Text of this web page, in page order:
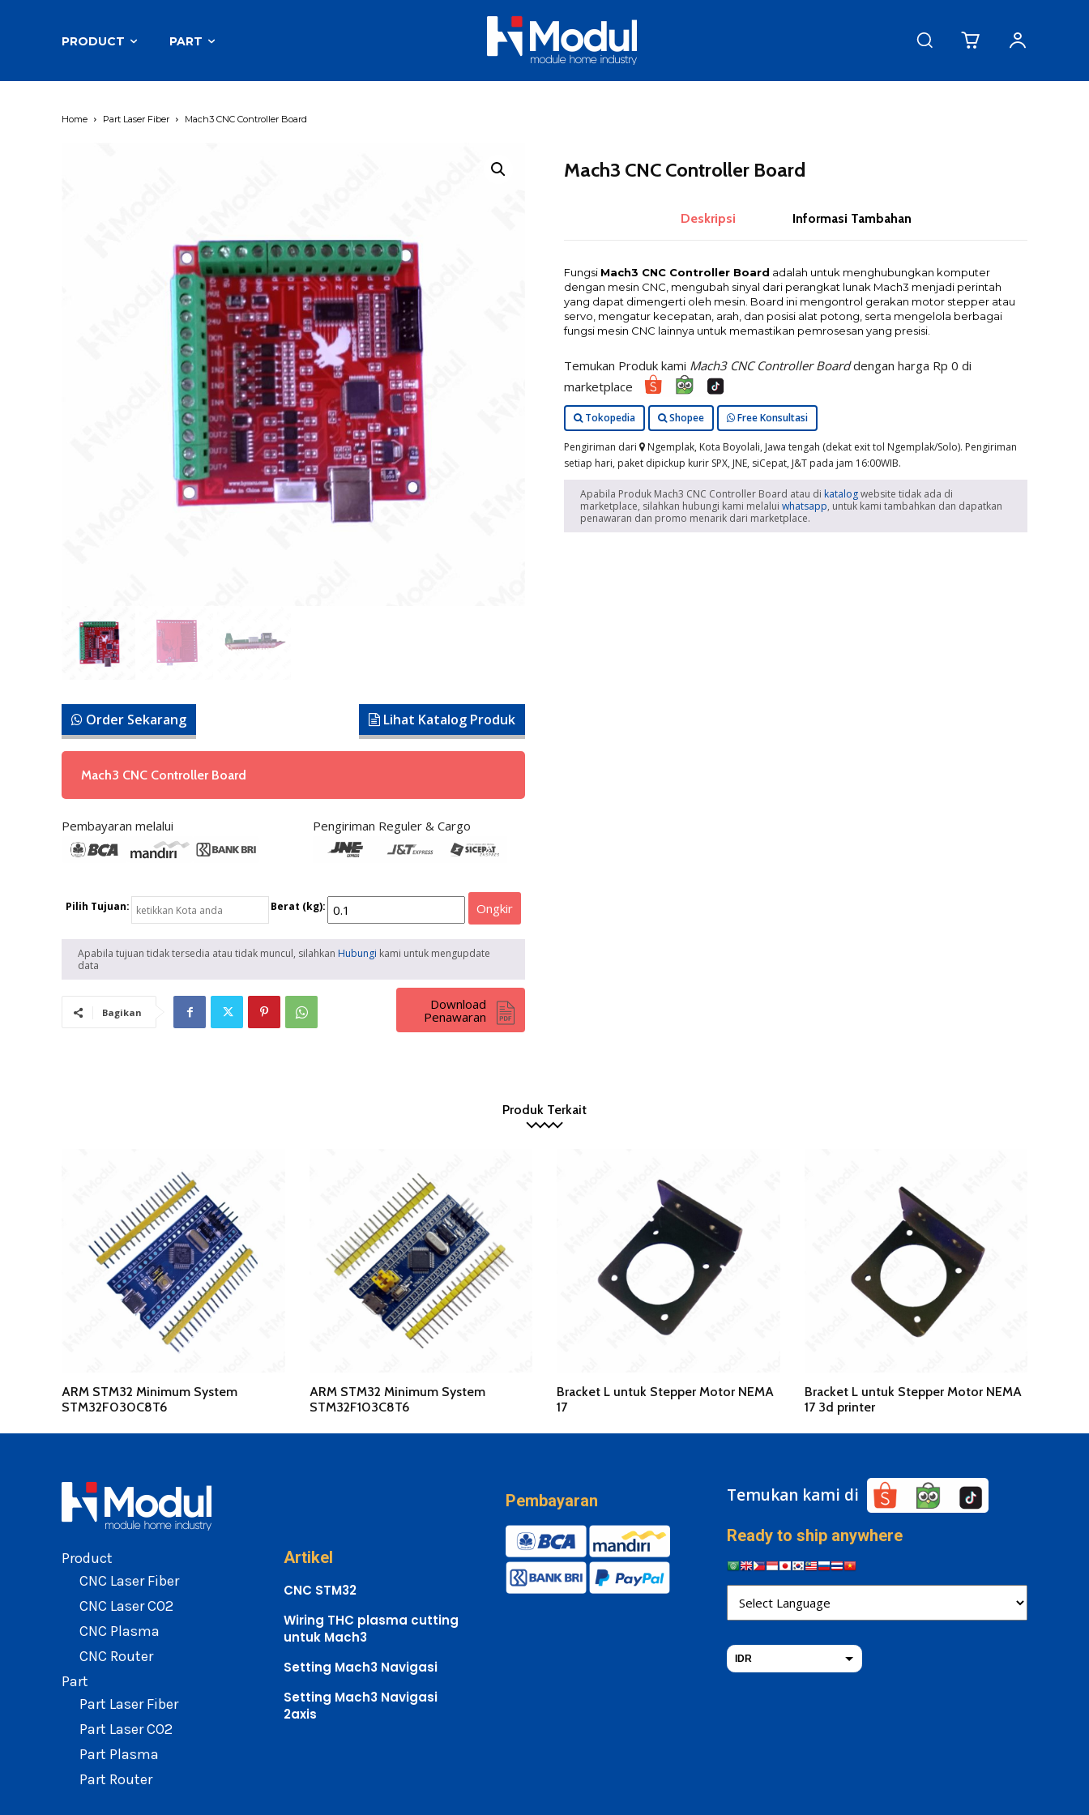
PRODUCT PART
Home Part Laser Fiber Mach3 CNC Controller Board
Order Sekarang Lihat Katalog Produk
Mach3 CNC Controller Board
Pembayaran melalui Pengiriman Reguler & Cargo
Pilih Tujuan: Berat (kg): Ongkir
Apabila tujuan tidak tersedia atau tidak muncul, silahkan Hubungi kami untuk mengupdate
data
Bagikan
Download
Penawaran
Mach3 CNC Controller Board
Deskripsi Informasi Tambahan
Fungsi Mach3 CNC Controller Board adalah untuk menghubungkan komputer
dengan mesin CNC, mengubah sinyal dari perangkat lunak Mach3 menjadi perintah
yang dapat dimengerti oleh mesin. Board ini mengontrol gerakan motor stepper atau
servo, mengatur kecepatan, arah, dan posisi alat potong, serta mengelola berbagai
fungsi mesin CNC lainnya untuk memastikan pemrosesan yang presisi.
Temukan Produk kami Mach3 CNC Controller Boarddengan harga Rp 0 di
marketplace
Tokopedia Shopee Free Konsultasi
Pengiriman dari
Ngemplak, Kota Boyolali, Jawa tengah (dekat exit tol Ngemplak/Solo). Pengiriman
setiap hari, paket dipickup kurir SPX, JNE, siCepat, J&T pada jam 16:00WIB.
Apabila Produk Mach3 CNC Controller Board atau di katalogwebsite tidak ada di
marketplace, silahkan hubungi kami melalui whatsapp, untuk kami tambahkan dan dapatkan
penawaran dan promo menarik dari marketplace.
Produk Terkait
ARM STM32 Minimum System
STM32F030C8T6
ARM STM32 Minimum System
STM32F103C8T6
Bracket L untuk Stepper Motor NEMA
17
Bracket L untuk Stepper Motor NEMA
17 3d printer
Product
CNC Laser Fiber
CNC Laser CO2
CNC Plasma
CNC Router
Part
Part Laser Fiber
Part Laser CO2
Part Plasma
Part Router
Artikel
CNC STM32
Wiring THC plasma cutting
untuk Mach3
Setting Mach3 Navigasi
Setting Mach3 Navigasi
2axis
Pembayaran Temukan kami di
Ready to ship anywhere
IDR